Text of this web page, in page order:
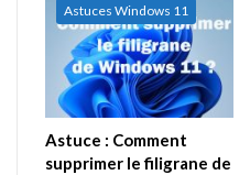
Astuces Windows 11
Astuce : Comment
supprimer le filigrane de